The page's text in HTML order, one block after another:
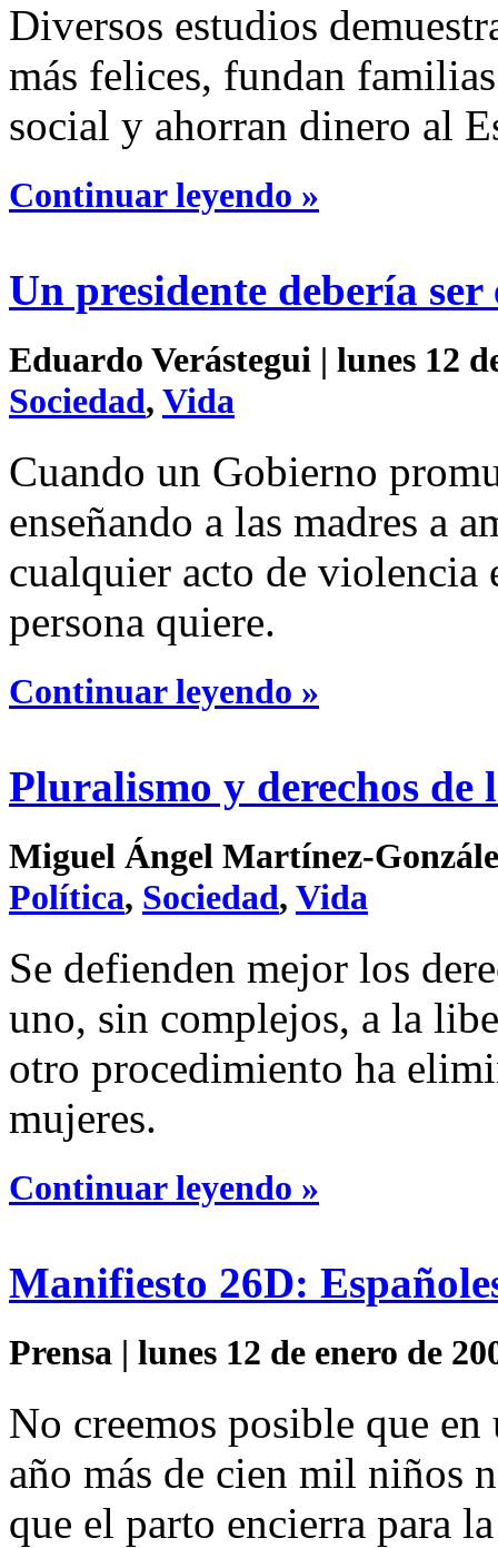
Diversos estudios
más felices, fundan
social y ahorran dinero al
Continuar leyendo »
Un presidente debería
Eduardo Verástegui | lunes 12
Sociedad, Vida
Cuando un Gobierno
enseñando a las madres a
cualquier acto de violencia
persona quiere.
Continuar leyendo »
Pluralismo y derechos de
Miguel Ángel Martínez-
Política, Sociedad, Vida
Se defienden mejor los
uno, sin complejos, a la
otro procedimiento ha
mujeres.
Continuar leyendo »
Manifiesto 26D:
Prensa | lunes 12 de enero de
No creemos posible que
año más de cien mil niños
que el parto encierra para